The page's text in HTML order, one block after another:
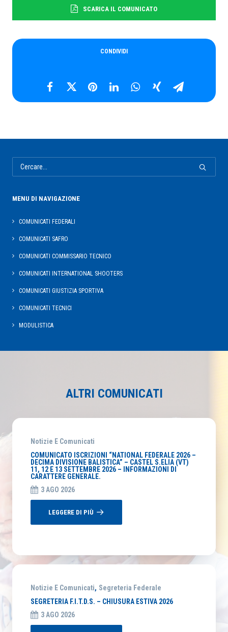
SCARICA IL COMUNICATO
CONDIVIDI
MENU DI NAVIGAZIONE
COMUNICATI FEDERALI
COMUNICATI SAFRO
COMUNICATI COMMISSARIO TECNICO
COMUNICATI INTERNATIONAL SHOOTERS
COMUNICATI GIUSTIZIA SPORTIVA
COMUNICATI TECNICI
MODULISTICA
ALTRI COMUNICATI
Notizie E Comunicati
COMUNICATO ISCRIZIONI “NATIONAL FEDERALE 2026 –
DECIMA DIVISIONE BALISTICA” – CASTEL S.ELIA (VT)
11, 12 E 13 SETTEMBRE 2026 – INFORMAZIONI DI
CARATTERE GENERALE.
3 AGO 2026
LEGGERE DI PIÙ
Notizie E Comunicati, Segreteria Federale
SEGRETERIA F.I.T.D.S. – CHIUSURA ESTIVA 2026
3 AGO 2026